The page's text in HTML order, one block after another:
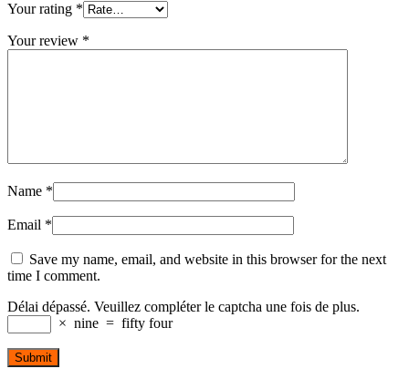
Your rating *
Your review *
Name *
Email *
Save my name, email, and website in this browser for the next
time I comment.
Délai dépassé. Veuillez compléter le captcha une fois de plus.
× nine = fifty four